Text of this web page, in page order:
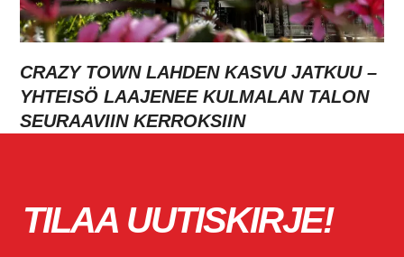
CRAZY TOWN LAHDEN KASVU JATKUU –
YHTEISÖ LAAJENEE KULMALAN TALON
SEURAAVIIN KERROKSIIN
TILAA UUTISKIRJE!